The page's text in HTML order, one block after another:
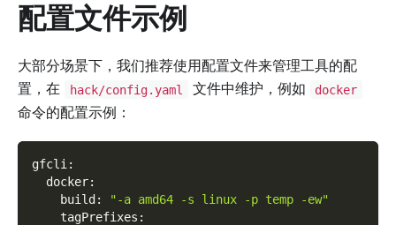
配置文件示例
大部分场景下，我们推荐使用配置文件来管理工具的配
置，在
hack/config.yaml 文件中维护，例如 docker
命令的配置示例：
gfcli :
docker:
build:
"-a amd64 -s linux -p temp -ew"
tagPrefixes :